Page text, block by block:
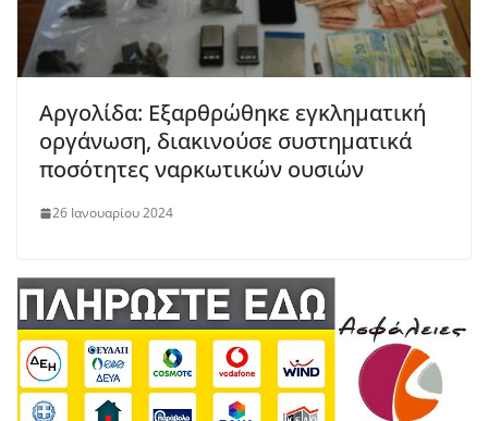
Αργολίδα: Εξαρθρώθηκε εγκληματική
οργάνωση, διακινούσε συστηματικά
ποσότητες ναρκωτικών ουσιών
26 Ιανουαρίου 2024